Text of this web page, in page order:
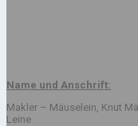
Name und Anschrift:
Makler – Mäuselein, Knut
Leine